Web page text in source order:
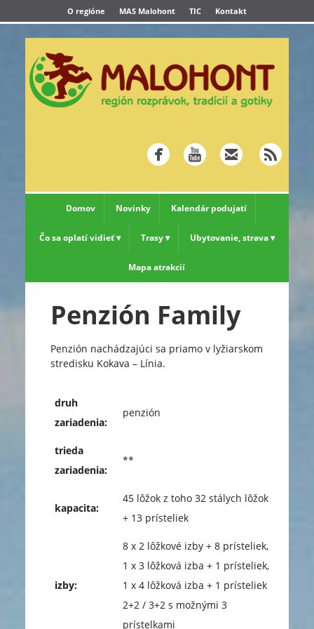
O regióne MAS Malohont TIC Kontakt
Domov Novinky Kalendár podujatí
Čo sa oplatí vidieť Trasy Ubytovanie, strava
Mapa atrakcií
Penzión Family
Penzión nachádzajúci sa priamo v lyžiarskom
stredisku Kokava – Línia.
druh
zariadenia:
penzión
trieda
zariadenia:
**
kapacita:
45 lôžok z toho 32 stálych lôžok
+ 13 prísteliek
izby:
8 x 2 lôžkové izby + 8 prísteliek,
1 x 3 lôžková izba + 1 prísteliek,
1 x 4 lôžková izba + 1 prísteliek
2+2 / 3+2 s možnými 3
prístelkami